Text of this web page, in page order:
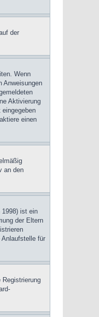
der
Wenn
Anweisungen
Aktivierung
einen
an den
ist ein
der Eltern
für